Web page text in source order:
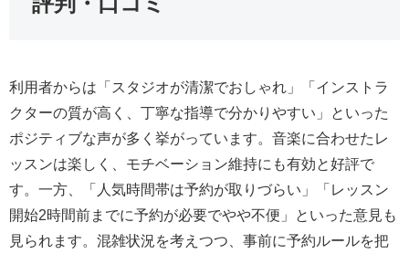
利用者からは「スタジオが清潔でおしゃれ」「インストラ
クターの質が高く、丁寧な指導で分かりやすい」といった
ポジティブな声が多く挙がっています。音楽に合わせたレ
ッスンは楽しく、モチベーション維持にも有効と好評で
す。一方、「人気時間帯は予約が取りづらい」「レッスン
開始2時間前までに予約が必要でやや不便」といった意見も
見られます。混雑状況を考えつつ、事前に予約ルールを把